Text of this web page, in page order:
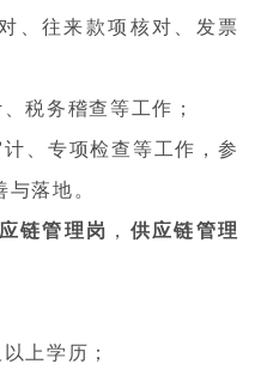
、往来款项核对、发票
税务稽查等工作；
、专项检查等工作，参
落地。
链管理岗 ， 供应链管理
上学历；